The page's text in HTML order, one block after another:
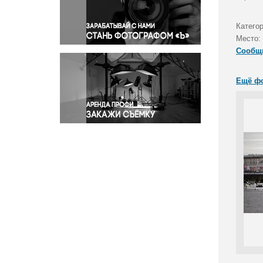
Правосудие
Происшествия и конфликты
Религия
Светская жизнь
Спорт
Экология
Экономика и бизнес
Место:
Ещё